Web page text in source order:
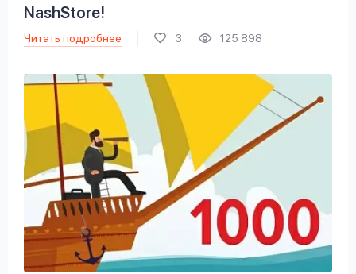
NashStore!
Читать подробнее 3 125 898